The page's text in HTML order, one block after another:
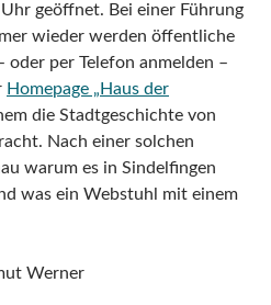
geöffnet. Bei einer Führung
wieder werden öffentliche
oder per Telefon anmelden –
Homepage „Haus der
die Stadtgeschichte von
Nach einer solchen
warum es in Sindelfingen
was ein Webstuhl mit einem
Werner